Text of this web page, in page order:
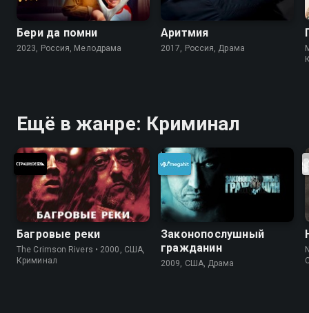
Бери да помни
2023, Россия, Мелодрама
Аритмия
2017, Россия, Драма
Ещё в жанре: Криминал
Багровые реки
The Crimson Rivers • 2000, США,
Криминал
Законопослушный
гражданин
2009, США, Драма